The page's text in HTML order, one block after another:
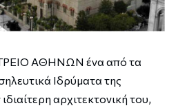
ΑΘΗΝΩΝ ένα από τα
Ιδρύματα της
αρχιτεκτονική του,